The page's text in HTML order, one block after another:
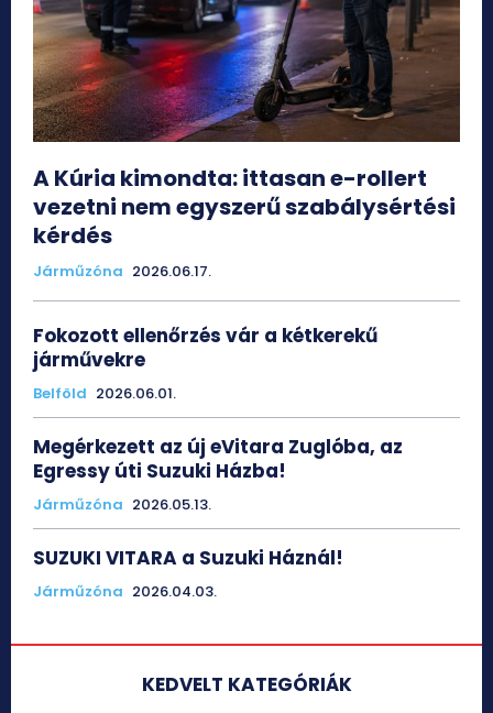
A Kúria kimondta: ittasan e-rollert
vezetni nem egyszerű szabálysértési
kérdés
Járműzóna 2026.06.17.
Fokozott ellenőrzés vár a kétkerekű
járművekre
Belföld 2026.06.01.
Megérkezett az új eVitara Zuglóba, az
Egressy úti Suzuki Házba!
Járműzóna 2026.05.13.
SUZUKI VITARA a Suzuki Háznál!
Járműzóna 2026.04.03.
KEDVELT KATEGÓRIÁK